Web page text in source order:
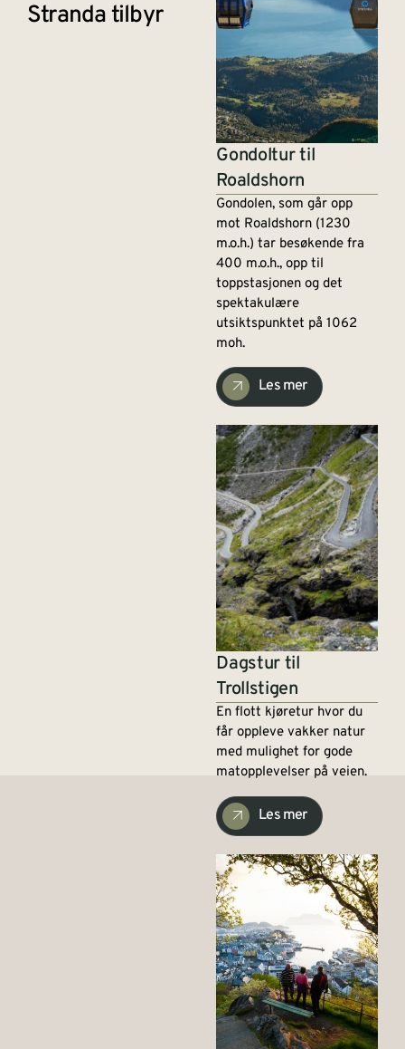
Stranda tilbyr
Gondoltur til
Roaldshorn
Gondolen, som går opp
mot Roaldshorn (1230
m.o.h.) tar besøkende fra
400 m.o.h., opp til
toppstasjonen og det
spektakulære
utsiktspunktet på 1062
moh.
Les mer
Dagstur til
Trollstigen
En flott kjøretur hvor du
får oppleve vakker natur
med mulighet for gode
matopplevelser på veien.
Les mer